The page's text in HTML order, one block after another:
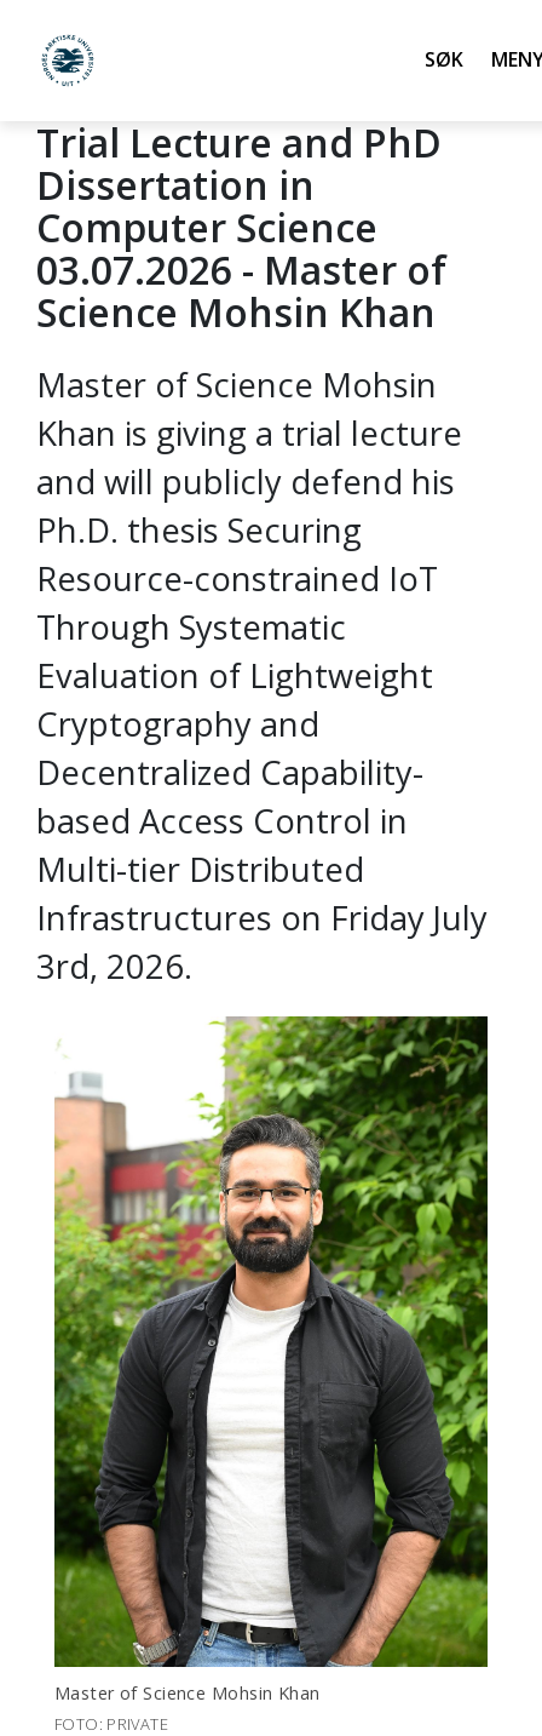
Gå til hovedinnhold
UiT Norges arktiske universitet Søk
Trial Lecture and PhD
Dissertation in
Computer Science
03.07.2026 - Master of
Science Mohsin Khan
Master of Science Mohsin
Khan is giving a trial lecture
and will publicly defend his
Ph.D. thesis Securing
Resource-constrained IoT
Through Systematic
Evaluation of Lightweight
Cryptography and
Decentralized Capability-
based Access Control in
Multi-tier Distributed
Infrastructures on Friday July
3rd, 2026.
Master of Science Mohsin Khan
FOTO: PRIVATE